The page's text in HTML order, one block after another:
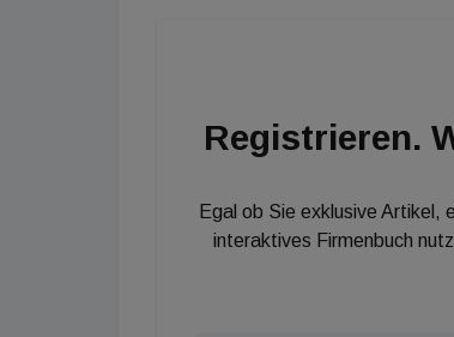
Registrieren.
Egal ob Sie exklusive Artikel,
interaktives Firmenbuch